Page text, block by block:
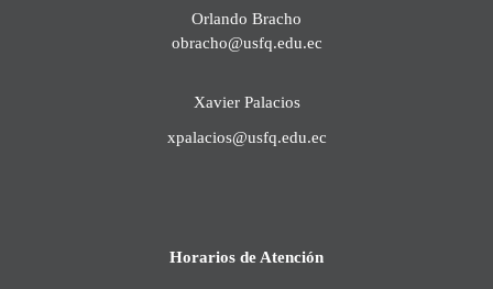
Orlando Bracho
obracho@usfq.edu.ec
Xavier Palacios
xpalacios@usfq.edu.ec
Horarios de Atención